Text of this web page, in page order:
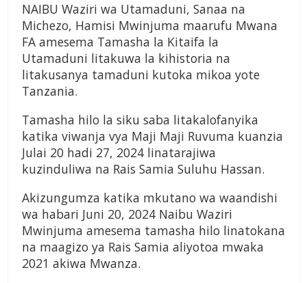
NAIBU Waziri wa Utamaduni, Sanaa na
Michezo, Hamisi Mwinjuma maarufu Mwana
FA amesema Tamasha la Kitaifa la
Utamaduni litakuwa la kihistoria na
litakusanya tamaduni kutoka mikoa yote
Tanzania.
Tamasha hilo la siku saba litakalofanyika
katika viwanja vya Maji Maji Ruvuma kuanzia
Julai 20 hadi 27, 2024 linatarajiwa
kuzinduliwa na Rais Samia Suluhu Hassan.
Akizungumza katika mkutano wa waandishi
wa habari Juni 20, 2024 Naibu Waziri
Mwinjuma amesema tamasha hilo linatokana
na maagizo ya Rais Samia aliyotoa mwaka
2021 akiwa Mwanza.